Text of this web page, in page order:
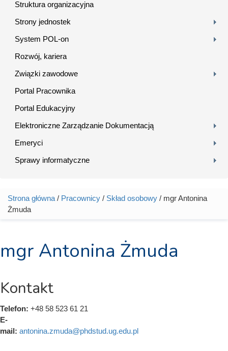
Struktura organizacyjna
Strony jednostek
System POL-on
Rozwój, kariera
Związki zawodowe
Portal Pracownika
Portal Edukacyjny
Elektroniczne Zarządzanie Dokumentacją
Emeryci
Sprawy informatyczne
Jesteś tutaj
Strona główna / Pracownicy / Skład osobowy / mgr Antonina
Żmuda
mgr Antonina Żmuda
Kontakt
Telefon: +48 58 523 61 21
E-
mail: antonina.zmuda@phdstud.ug.edu.pl